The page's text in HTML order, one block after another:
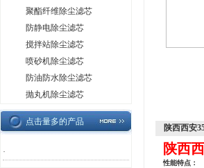
聚酯纤维除尘滤芯
防静电除尘滤芯
搅拌站除尘滤芯
喷砂机除尘滤芯
防油防水除尘滤芯
抛丸机除尘滤芯
点击量多的产品
·
陕西西安
陕西
性能特点：